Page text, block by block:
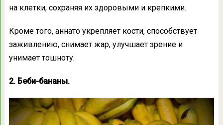
на клетки, сохраняя их здоровыми и крепкими.
Кроме того, аннато укрепляет кости, способствует
заживлению, снимает жар, улучшает зрение и
унимает тошноту.
2. Беби-бананы.